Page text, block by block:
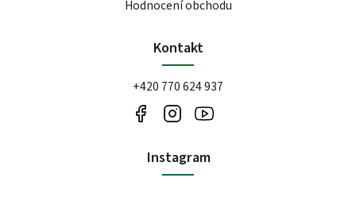
Hodnocení obchodu
Kontakt
+420 770 624 937
Instagram